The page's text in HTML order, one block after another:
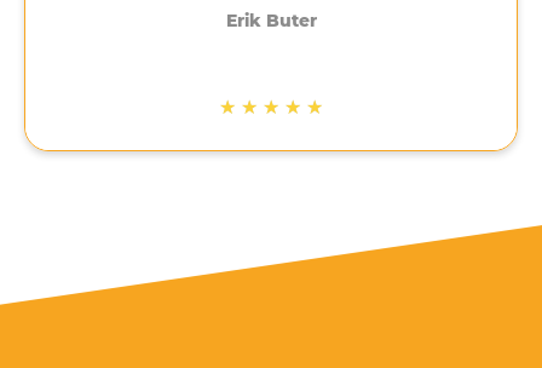
gemaakt om te installeren, 4-5 weken later.
Ook het installeren is netjes en volgens afspraak
veel bedrijven dan afhaken. Net na de installatie
op korte termijn panelen te bestellen en te laten
installeren met wachttijden van soms meer dan 6
maanden, zijn de 5 sterren dik verdiend door
Erik Buter
★ ★ ★ ★ ★